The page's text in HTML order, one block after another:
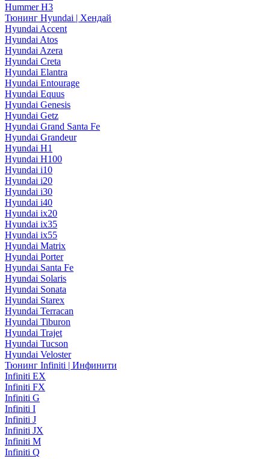
Hummer H3
Тюнинг Hyundai | Хендай
Hyundai Accent
Hyundai Atos
Hyundai Azera
Hyundai Creta
Hyundai Elantra
Hyundai Entourage
Hyundai Equus
Hyundai Genesis
Hyundai Getz
Hyundai Grand Santa Fe
Hyundai Grandeur
Hyundai H1
Hyundai H100
Hyundai i10
Hyundai i20
Hyundai i30
Hyundai i40
Hyundai ix20
Hyundai ix35
Hyundai ix55
Hyundai Matrix
Hyundai Porter
Hyundai Santa Fe
Hyundai Solaris
Hyundai Sonata
Hyundai Starex
Hyundai Terracan
Hyundai Tiburon
Hyundai Trajet
Hyundai Tucson
Hyundai Veloster
Тюнинг Infiniti | Инфинити
Infiniti EX
Infiniti FX
Infiniti G
Infiniti I
Infiniti J
Infiniti JX
Infiniti M
Infiniti Q